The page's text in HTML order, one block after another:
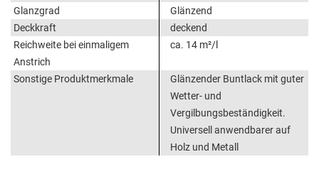
Glanzgrad
Glänzend
Deckkraft
deckend
Reichweite bei einmaligem
Anstrich
ca. 14 m²/l
Sonstige Produktmerkmale
Glänzender Buntlack mit guter
Wetter- und
Vergilbungsbeständigkeit.
Universell anwendbarer auf
Holz und Metall